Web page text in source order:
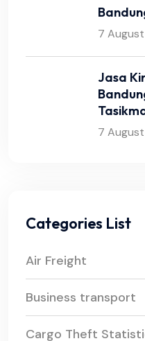
7
Jasa
7
Categories List
Air Freight
Business transport
Cargo Theft